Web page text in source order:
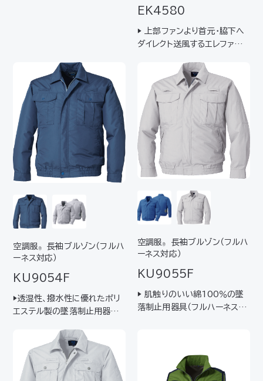
EK4580
▶ 上部ファンより首元･脇下へ
ダイレクト送風するエレファン
（フルハーネス型）に対応
空調服 ®
長袖ブルゾン（フルハ
ーネス対応）
KU9054F
▶透湿性、撥水性に優れたポリ
エステル製の墜落制止用器具
モデル▶背中部分からランヤー
ドを取リ出せ、胸部分はハーネ
スに取リ付けたフルハーネス対
応休止フックを表に出すことが
空調服®
長袖ブルゾン（フルハ
ーネス対応）
KU9055F
▶ 肌触りのいい綿100％の墜
落制止用器具（フルハーネス
フルハーネス対応休止フックを
表に出すことが可能